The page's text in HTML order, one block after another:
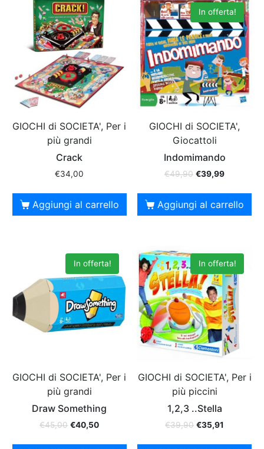
GIOCHI di SOCIETA', Per i
più grandi
Crack
€34,00
Aggiungi al carrello
In offerta!
GIOCHI di SOCIETA',
Giocattoli
Indomimando
€49,90 €39,99
Aggiungi al carrello
In offerta!
GIOCHI di SOCIETA', Per i
più grandi
Draw Something
€45,00 €40,50
In offerta!
GIOCHI di SOCIETA', Per i
più piccini
1,2,3 ..Stella
€39,90 €35,91